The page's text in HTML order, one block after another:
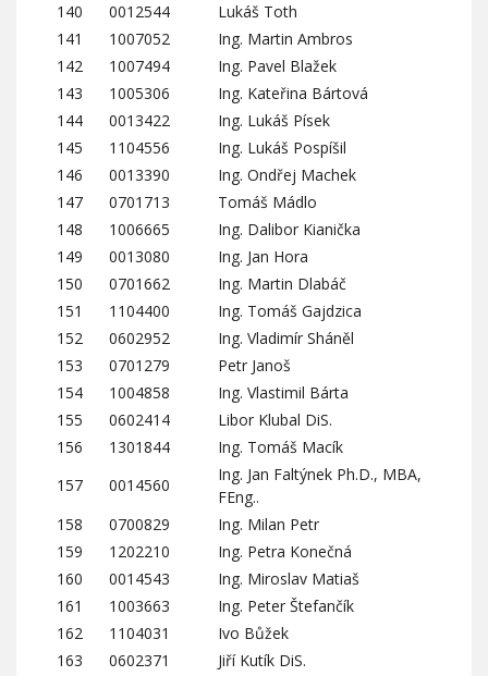
140
0012544
Lukáš Toth
141
1007052
Ing. Martin Ambros
142
1007494
Ing. Pavel Blažek
143
1005306
Ing. Kateřina Bártová
144
0013422
Ing. Lukáš Písek
145
1104556
Ing. Lukáš Pospíšil
146
0013390
Ing. Ondřej Machek
147
0701713
Tomáš Mádlo
148
1006665
Ing. Dalibor Kianička
149
0013080
Ing. Jan Hora
150
0701662
Ing. Martin Dlabáč
151
1104400
Ing. Tomáš Gajdzica
152
0602952
Ing. Vladimír Sháněl
153
0701279
Petr Janoš
154
1004858
Ing. Vlastimil Bárta
155
0602414
Libor Klubal DiS.
156
1301844
Ing. Tomáš Macík
157
0014560
Ing. Jan Faltýnek Ph.D., MBA,
FEng..
158
0700829
Ing. Milan Petr
159
1202210
Ing. Petra Konečná
160
0014543
Ing. Miroslav Matiaš
161
1003663
Ing. Peter Štefančík
162
1104031
Ivo Bůžek
163
0602371
Jiří Kutík DiS.